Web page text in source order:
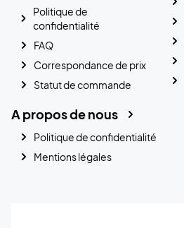
Politique de
confidentialité
FAQ
Correspondance de prix
Statut de commande
A propos de nous
Politique de confidentialité
Mentions légales